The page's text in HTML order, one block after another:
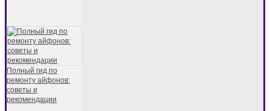
Полный гид по
ремонту айфонов:
советы и
рекомендации